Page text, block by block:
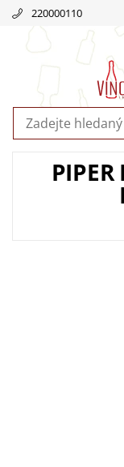
220000110
PIPER